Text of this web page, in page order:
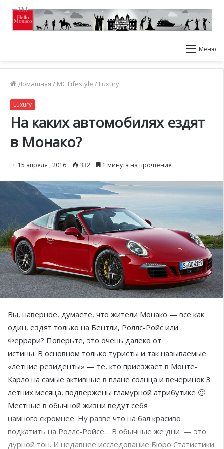
Меню
Домашняя / MC Lifestyle / Luxury
Luxury
На каких автомобилях ездят
в Монако?
15 апреля , 2016 332 1 минута на прочтение
Вы, наверное, думаете, что жители Монако — все как
один, ездят только на Бентли, Роллс-Ройс или
Феррари? Поверьте, это очень далеко от
истины. В основном только туристы и так называемые
«летние резиденты» — те, кто приезжает в Монте-
Карло на самые активные в плане солнца и вечеринок 3
летних месяца, подвержены гламурной атрибутике 🙂
Местные в обычной жизни ведут себя
намного скромнее. Ну разве что на бал красиво
подкатить на Роллс-Ройсе… В обычные же дни — это
дурной тон. И недавнее исследование Бюро Статистики